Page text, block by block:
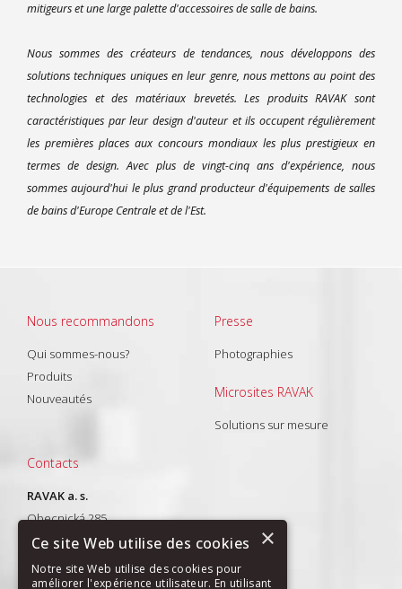
mitigeurs et une large palette d'accessoires de salle de bains.
Nous sommes des créateurs de tendances, nous développons des
solutions techniques uniques en leur genre, nous mettons au point des
technologies et des matériaux brevetés. Les produits RAVAK sont
caractéristiques par leur design d'auteur et ils occupent régulièrement
les premières places aux concours mondiaux les plus prestigieux en
termes de design. Avec plus de vingt-cinq ans d'expérience, nous
sommes aujourd'hui le plus grand producteur d'équipements de salles
de bains d'Europe Centrale et de l'Est.
Nous recommandons
Qui sommes-nous?
Produits
Nouveautés
Presse
Photographies
Microsites RAVAK
Solutions sur mesure
Contacts
RAVAK a. s.
Obecnická 285
261 01 Příbram I
T: +420 318 427 288
E-mail:export@ravak.com
×
Ce site Web utilise des cookies
Notre site Web utilise des cookies pour
améliorer l'expérience utilisateur. En utilisant